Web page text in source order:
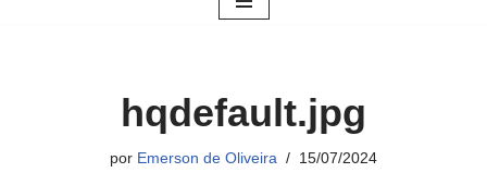
hqdefault.jpg
por Emerson de Oliveira 15/07/2024